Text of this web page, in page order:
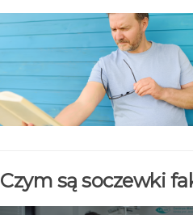
Czym są soczewki